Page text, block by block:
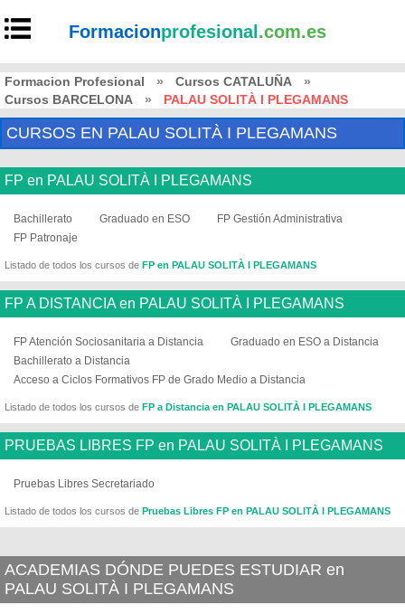
Formacionprofesional .com.es
Formacion Profesional » Cursos CATALUÑA
»
Cursos BARCELONA
» PALAU SOLITÀ I PLEGAMANS
CURSOS EN PALAU SOLITÀ I PLEGAMANS
FP en PALAU SOLITÀ I PLEGAMANS
Bachillerato Graduado en ESO
FP Gestión Administrativa
FP Patronaje
Listado de todos los cursos de FP en PALAU SOLITÀ I PLEGAMANS
FP A DISTANCIA en PALAU SOLITÀ I PLEGAMANS
FP Atención Sociosanitaria a Distancia
Graduado en ESO a Distancia
Bachillerato a Distancia
Acceso a Ciclos Formativos FP de Grado Medio a Distancia
Listado de todos los cursos de FP a Distancia en PALAU SOLITÀ I PLEGAMANS
PRUEBAS LIBRES FP en PALAU SOLITÀ I PLEGAMANS
Pruebas Libres Secretariado
Listado de todos los cursos de Pruebas Libres FP en PALAU SOLITÀ I PLEGAMANS
ACADEMIAS DÓNDE PUEDES ESTUDIAR en
PALAU SOLITÀ I PLEGAMANS